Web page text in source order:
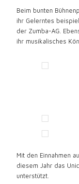
Beim bunten
ihr Gelerntes
der Zumba-AG.
ihr musikalisches
Mit den Einnahmen
diesem Jahr das
unterstützt.